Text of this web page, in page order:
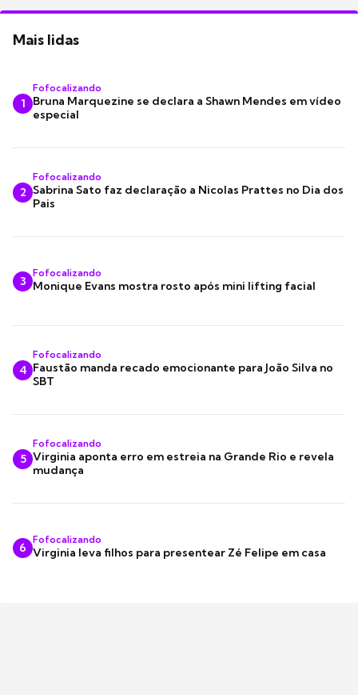
Mais lidas
1
Fofocalizando
Bruna Marquezine se declara a Shawn Mendes em vídeo
especial
2
Fofocalizando
Sabrina Sato faz declaração a Nicolas Prattes no Dia dos
Pais
3
Fofocalizando
Monique Evans mostra rosto após mini lifting facial
4
Fofocalizando
Faustão manda recado emocionante para João Silva no
SBT
5
Fofocalizando
Virginia aponta erro em estreia na Grande Rio e revela
mudança
6
Fofocalizando
Virginia leva filhos para presentear Zé Felipe em casa